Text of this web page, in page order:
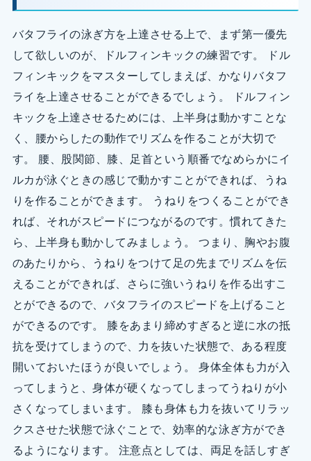
バタフライの泳ぎ方を上達させる上で、まず第一優先
して欲しいのが、ドルフィンキックの練習です。 ドル
フィンキックをマスターしてしまえば、かなりバタフ
ライを上達させることができるでしょう。 ドルフィン
キックを上達させるためには、上半身は動かすことな
く、腰からしたの動作でリズムを作ることが大切で
す。 腰、股関節、膝、足首という順番でなめらかにイ
ルカが泳ぐときの感じで動かすことができれば、うね
りを作ることができます。 うねりをつくることができ
れば、それがスピードにつながるのです。慣れてきた
ら、上半身も動かしてみましょう。 つまり、胸やお腹
のあたりから、うねりをつけて足の先までリズムを伝
えることができれば、さらに強いうねりを作る出すこ
とができるので、バタフライのスピードを上げること
ができるのです。 膝をあまり締めすぎると逆に水の抵
抗を受けてしまうので、力を抜いた状態で、ある程度
開いておいたほうが良いでしょう。 身体全体も力が入
ってしまうと、身体が硬くなってしまってうねりが小
さくなってしまいます。 膝も身体も力を抜いてリラッ
クスさせた状態で泳ぐことで、効率的な泳ぎ方ができ
るようになります。 注意点としては、両足を話しすぎ